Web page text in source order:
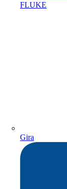
FLUKE
Gira